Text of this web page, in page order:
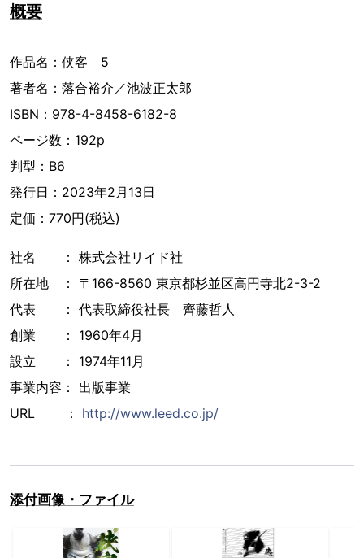
概要
作品名：侠客 5
著者名：落合裕介／池波正太郎
ISBN：978-4-8458-6182-8
ページ数：192p
判型：B6
発行日：2023年2月13日
定価：770円(税込)
社名 ： 株式会社リイド社
所在地 ： 〒166-8560 東京都杉並区高円寺北2-3-2
代表 ： 代表取締役社長 齊藤哲人
創業 ： 1960年4月
設立 ： 1974年11月
事業内容： 出版事業
URL ： http://www.leed.co.jp/
添付画像・ファイル